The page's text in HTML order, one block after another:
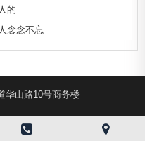
的
念念不忘
华山路10号商务楼